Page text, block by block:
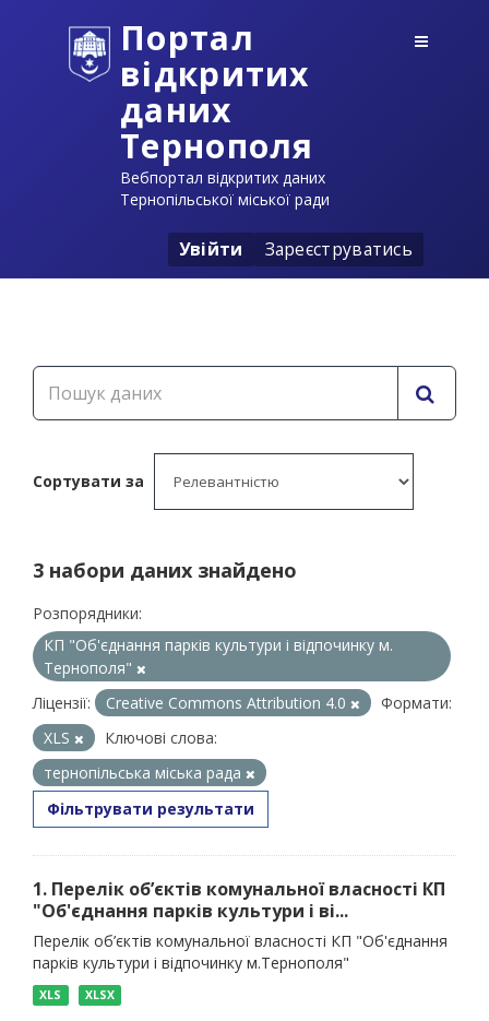
Портал
відкритих
даних
Тернополя
Вебпортал відкритих даних
Тернопільської міської ради
Увійти Зареєструватись
Сортувати за
3 набори даних знайдено
Розпорядники:
КП "Об'єднання парків культури і відпочинку м.
Тернополя"
Ліцензії:
Creative Commons Attribution 4.0
Формати:
XLS
Ключові слова:
тернопільська міська рада
Фільтрувати результати
1. Перелік об’єктів комунальної власності КП
"Об'єднання парків культури і ві...
Перелік об’єктів комунальної власності КП "Об'єднання
парків культури і відпочинку м.Тернополя"
XLS XLSX